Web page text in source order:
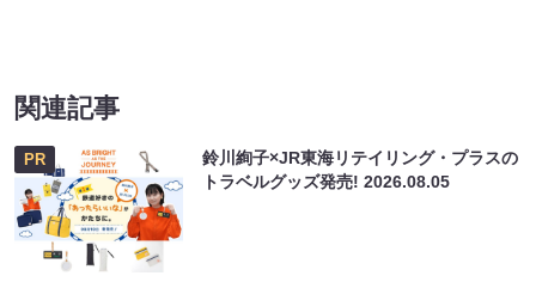
関連記事
PR
鈴川絢子×JR東海リテイリング・プラスの
トラベルグッズ発売!2026.08.05